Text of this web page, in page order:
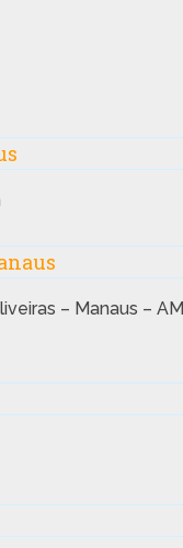
– Manaus – AM